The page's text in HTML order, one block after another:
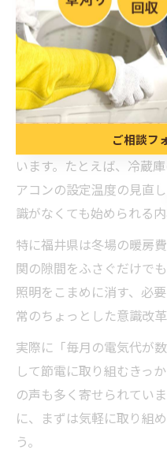
しに寄り添う節電のアイ
家でサッとできる便利屋
多くのご家庭で「今すぐ
う要望が多く寄せられて
簡単に実践できる節電の
います。たとえば、冷蔵
アコンの設定温度の見直
識がなくても始められる内
特に福井県は冬場の暖房
関の隙間をふさぐだけで
照明をこまめに消す、必
常のちょっとした意識改革
実際に「毎月の電気代が
して節電に取り組むきっ
の声も多く寄せられてい
に、まずは気軽に取り組
う。
ご相談フ
ご相談フ